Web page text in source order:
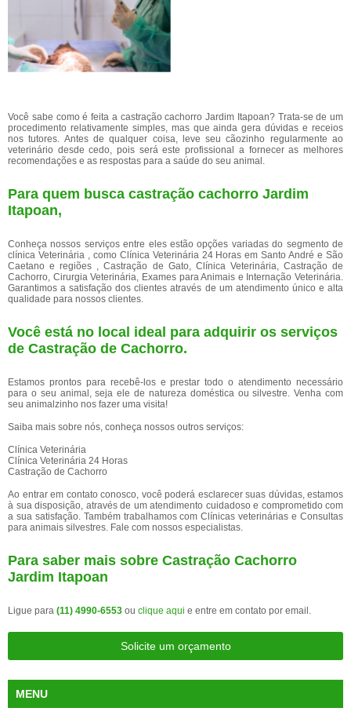
Você sabe como é feita a castração cachorro Jardim Itapoan? Trata-se de um
procedimento relativamente simples, mas que ainda gera dúvidas e receios
nos tutores. Antes de qualquer coisa, leve seu cãozinho regularmente ao
veterinário desde cedo, pois será este profissional a fornecer as melhores
recomendações e as respostas para a saúde do seu animal.
Para quem busca castração cachorro Jardim
Itapoan,
Conheça nossos serviços entre eles estão opções variadas do segmento de
clínica Veterinária , como Clínica Veterinária 24 Horas em Santo André e São
Caetano e regiões , Castração de Gato, Clínica Veterinária, Castração de
Cachorro, Cirurgia Veterinária, Exames para Animais e Internação Veterinária.
Garantimos a satisfação dos clientes através de um atendimento único e alta
qualidade para nossos clientes.
Você está no local ideal para adquirir os serviços
de Castração de Cachorro.
Estamos prontos para recebê-los e prestar todo o atendimento necessário
para o seu animal, seja ele de natureza doméstica ou silvestre. Venha com
seu animalzinho nos fazer uma visita!
Saiba mais sobre nós, conheça nossos outros serviços:
Clínica Veterinária
Clínica Veterinária 24 Horas
Castração de Cachorro
Ao entrar em contato conosco, você poderá esclarecer suas dúvidas, estamos
à sua disposição, através de um atendimento cuidadoso e comprometido com
a sua satisfação. Também trabalhamos com Clínicas veterinárias e Consultas
para animais silvestres. Fale com nossos especialistas.
Para saber mais sobre Castração Cachorro
Jardim Itapoan
Ligue para (11) 4990-6553 ou clique aqui e entre em contato por email.
Solicite um orçamento
MENU